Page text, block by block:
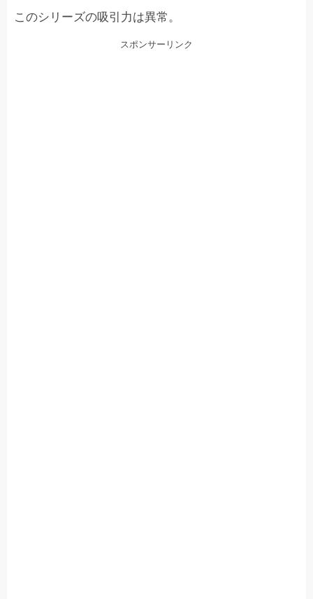
このシリーズの吸引力は異常。
スポンサーリンク